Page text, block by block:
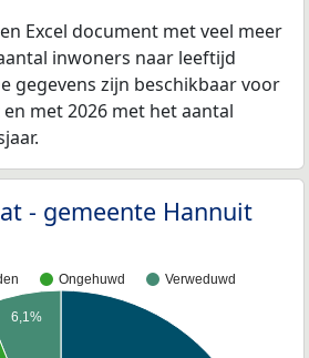
Excel document met veel meer
inwoners naar leeftijd
gegevens zijn beschikbaar voor
met 2026 met het aantal
- gemeente Hannuit
Ongehuwd Verweduwd
6,1%